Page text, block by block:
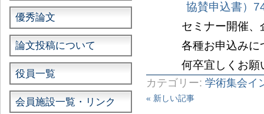
協賛申込書）
セミナー開催
各種お申込みに
何卒宜しくお願
カテゴリー: 学術集会イ
« 新しい記事
優秀論文
論文投稿について
役員一覧
会員施設一覧・リンク